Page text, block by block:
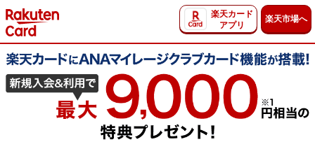
楽天カード
アプリ
楽天市場へ